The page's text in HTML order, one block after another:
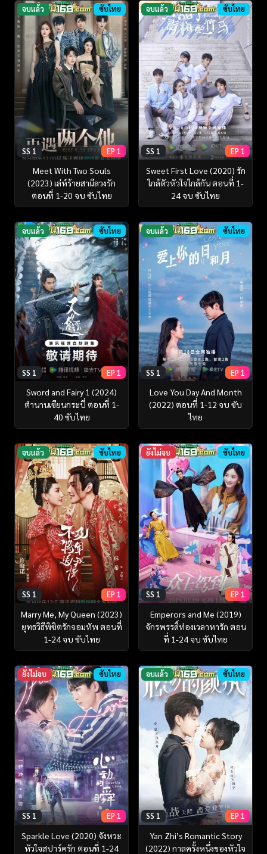
จบแล้ว ซับไทย
SS 1 EP 1
Meet With Two Souls
(2023) เล่ห์ร้ายสามีลวงรัก
ตอนที่ 1-20 จบ ซับไทย
จบแล้ว ซับไทย
SS 1 EP 1
Sweet First Love (2020) รัก
ใกล้ตัวหัวใจใกล้กัน ตอนที่ 1-
24 จบ ซับไทย
จบแล้ว ซับไทย
SS 1 EP 1
Sword and Fairy 1 (2024)
ตำนานเซียนกระบี่ ตอนที่ 1-
40 ซับไทย
จบแล้ว ซับไทย
SS 1 EP 1
Love You Day And Month
(2022) ตอนที่ 1-12 จบ ซับ
ไทย
จบแล้ว ซับไทย
SS 1 EP 1
Marry Me, My Queen (2023)
ยุทธวิธีพิชิตรักจอมทัพ ตอนที่
1-24 จบ ซับไทย
ยังไม่จบ ซับไทย
SS 1 EP 1
Emperors and Me (2019)
จักรพรรดิ์ท่องเวลาหารัก ตอน
ที่ 1-24 จบ ซับไทย
ยังไม่จบ ซับไทย
SS 1 EP 1
Sparkle Love (2020) จังหวะ
หัวใจสปาร์ครัก ตอนที่ 1-24
จบแล้ว ซับไทย
SS 1 EP 1
Yan Zhi’s Romantic Story
(2022) กาลครั้งหนึ่งของหัวใจ